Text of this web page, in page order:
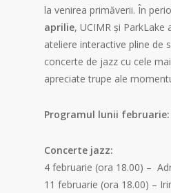
la venirea primăverii. În
aprilie, UCIMR și
ateliere interactive pline de
concerte de jazz cu cele
apreciate trupe ale
Programul lunii februarie:
Concerte jazz:
4 februarie (ora 18.00) –
11 februarie (ora 18.00) –